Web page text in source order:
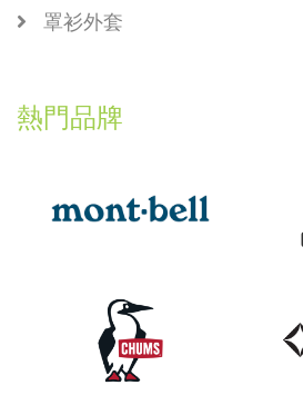
罩衫外套
熱門品牌